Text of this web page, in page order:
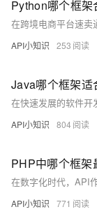
Python哪个框架
API小知识 253
Java哪个框架适
API小知识 804
PHP中哪个框架
API小知识 771